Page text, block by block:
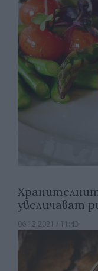
увеличават
06.12.2021 / 11:43